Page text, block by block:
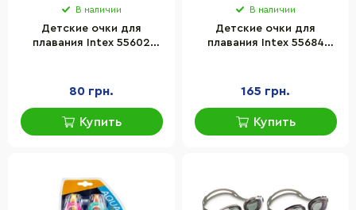
В наличии
Детские очки для
плавания Intex 55602
80 грн.
Купить
В наличии
Детские очки для
плавания Intex 55684
165 грн.
Купить